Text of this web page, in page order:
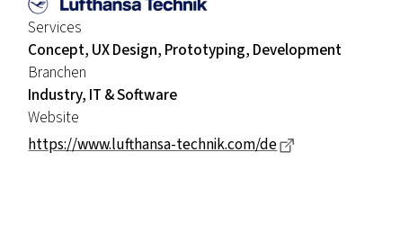
Services
Concept, UX Design, Prototyping, Development
Branchen
Industry, IT & Software
Website
https://www.lufthansa-technik.com/de
Dieser Link